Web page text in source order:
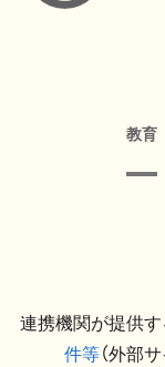
教育
連携機関が提供す
件等（外部